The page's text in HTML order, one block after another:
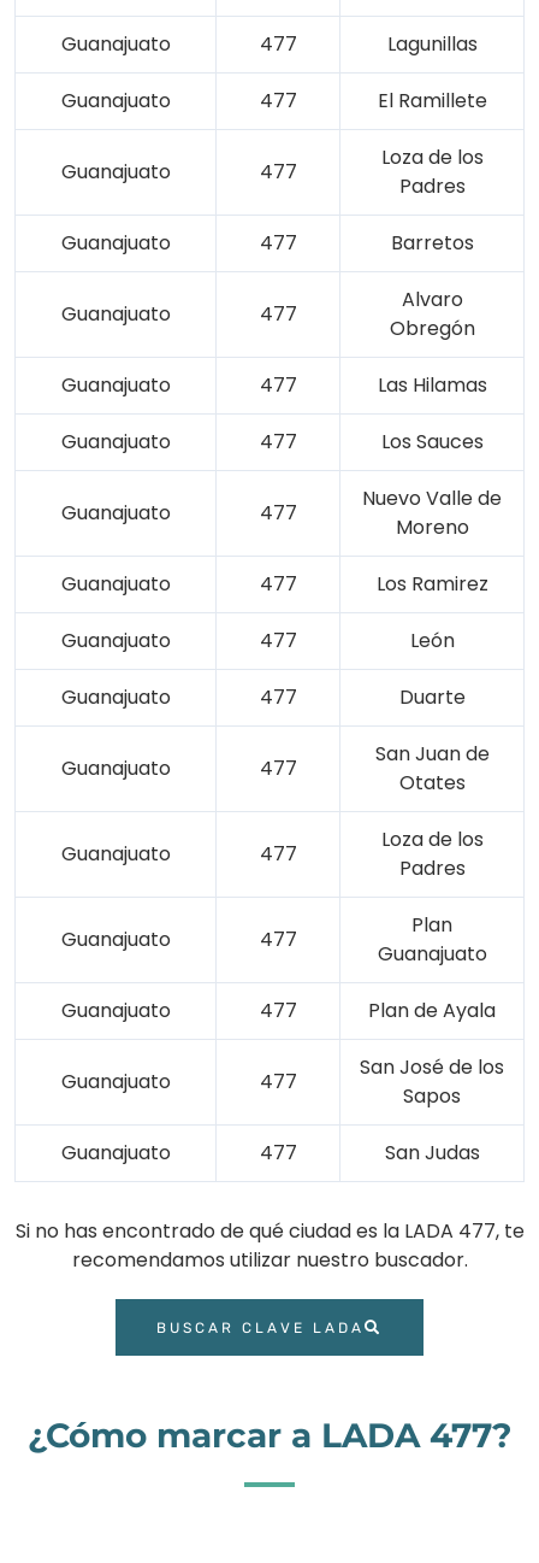
Guanajuato 477 Lagunillas
Guanajuato 477 El Ramillete
Guanajuato 477
Loza de los
Padres
Guanajuato 477 Barretos
Guanajuato 477
Alvaro
Obregón
Guanajuato 477 Las Hilamas
Guanajuato 477 Los Sauces
Guanajuato 477
Nuevo Valle de
Moreno
Guanajuato 477 Los Ramirez
Guanajuato 477 León
Guanajuato 477 Duarte
Guanajuato 477
San Juan de
Otates
Guanajuato 477
Loza de los
Padres
Guanajuato 477
Plan
Guanajuato
Guanajuato 477 Plan de Ayala
Guanajuato 477
San José de los
Sapos
Guanajuato 477 San Judas
Si no has encontrado de qué ciudad es la LADA 477, te
recomendamos utilizar nuestro buscador.
BUSCAR CLAVE LADA
¿Cómo marcar a LADA 477?